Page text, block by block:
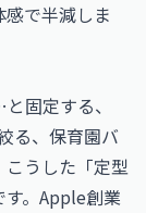
で半減しま
固定する、
る、保育園バ
こうした「定型
。Apple創業